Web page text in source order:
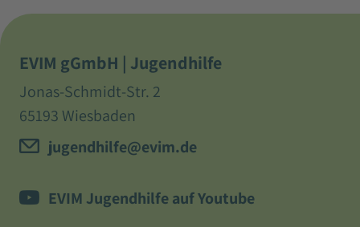
EVIM gGmbH | Jugendhilfe
Jonas-Schmidt-Str. 2
65193 Wiesbaden
jugendhilfe@evim.de
EVIM Jugendhilfe auf Youtube